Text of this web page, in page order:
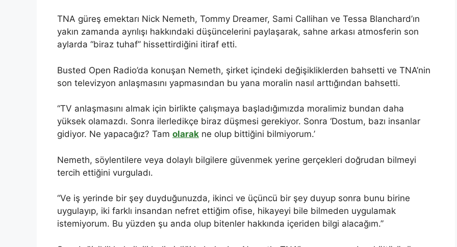
TNA güreş emektarı Nick Nemeth, Tommy Dreamer, Sami Callihan ve Tessa Blanchard’ın
yakın zamanda ayrılışı hakkındaki düşüncelerini paylaşarak, sahne arkası atmosferin son
aylarda “biraz tuhaf” hissettirdiğini itiraf etti.
Busted Open Radio’da konuşan Nemeth, şirket içindeki değişikliklerden bahsetti ve TNA’nin
son televizyon anlaşmasını yapmasından bu yana moralin nasıl arttığından bahsetti.
“TV anlaşmasını almak için birlikte çalışmaya başladığımızda moralimiz bundan daha
yüksek olamazdı. Sonra ilerledikçe biraz düşmesi gerekiyor. Sonra ‘Dostum, bazı insanlar
gidiyor. Ne yapacağız? Tam olarak ne olup bittiğini bilmiyorum.’
Nemeth, söylentilere veya dolaylı bilgilere güvenmek yerine gerçekleri doğrudan bilmeyi
tercih ettiğini vurguladı.
“Ve iş yerinde bir şey duyduğunuzda, ikinci ve üçüncü bir şey duyup sonra bunu birine
uygulayıp, iki farklı insandan nefret ettiğim ofise, hikayeyi bile bilmeden uygulamak
istemiyorum. Bu yüzden şu anda olup bitenler hakkında içeriden bilgi alacağım.”